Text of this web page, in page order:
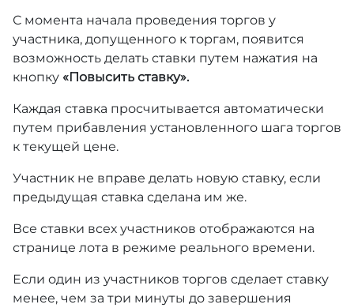
С момента начала проведения торгов у
участника, допущенного к торгам, появится
возможность делать ставки путем нажатия на
кнопку «Повысить ставку».
Каждая ставка просчитывается автоматически
путем прибавления установленного шага торгов
к текущей цене.
Участник не вправе делать новую ставку, если
предыдущая ставка сделана им же.
Все ставки всех участников отображаются на
странице лота в режиме реального времени.
Если один из участников торгов сделает ставку
менее, чем за три минуты до завершения